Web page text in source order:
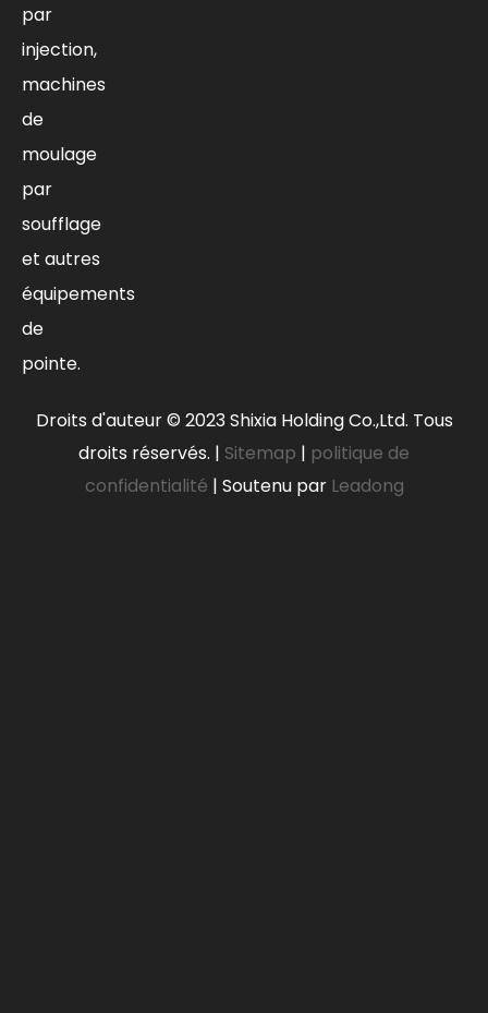
par
injection,
machines
de
moulage
par
soufflage
et autres
équipements
de
pointe.
Droits d'auteur © 2023Shixia Holding Co.,Ltd. Tous
droits réservés. | Sitemap | politique de
confidentialité | Soutenu par Leadong